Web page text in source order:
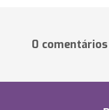
0 comentários